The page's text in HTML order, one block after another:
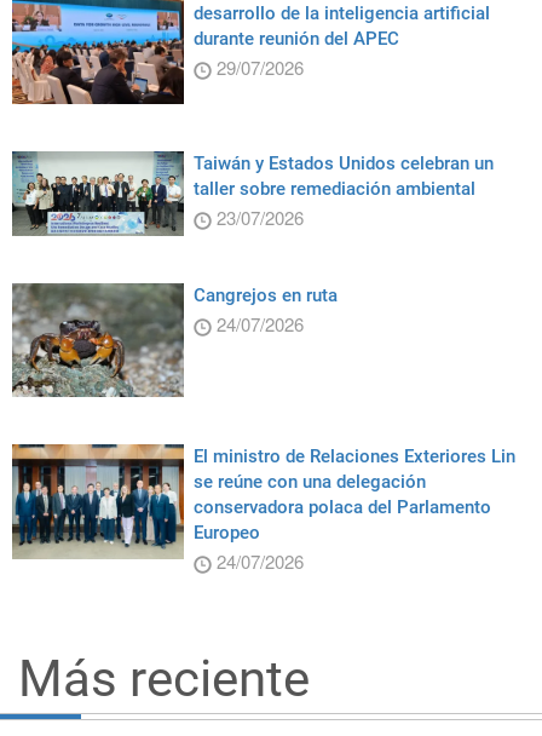
desarrollo de la inteligencia artificial
durante reunión del APEC
29/07/2026
Taiwán y Estados Unidos celebran un
taller sobre remediación ambiental
23/07/2026
Cangrejos en ruta
24/07/2026
El ministro de Relaciones Exteriores Lin
se reúne con una delegación
conservadora polaca del Parlamento
Europeo
24/07/2026
Más reciente